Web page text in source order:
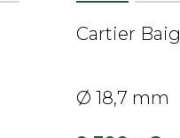
Cartier
Ø 18,7 mm